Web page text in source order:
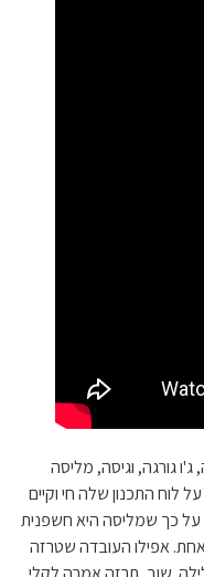
ג'ו גורגה, וגיסה, מליסה
לוח התכנון שלה חי וקיים
על כך שמליסה היא חשפנית
אפילו העובדה שטרזה